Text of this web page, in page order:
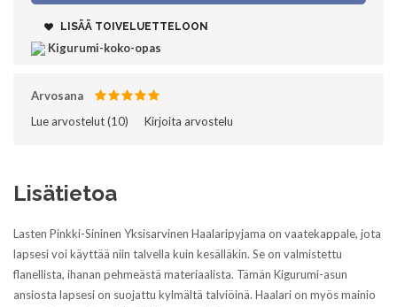
LISÄÄ TOIVELUETTELOON
Kigurumi-koko-opas
Arvosana
Lue arvostelut (10)‎ Kirjoita arvostelu
Lisätietoa
Lasten Pinkki-Sininen Yksisarvinen Haalaripyjama on vaatekappale, jota
lapsesi voi käyttää niin talvella kuin kesälläkin. Se on valmistettu
flanellista, ihanan pehmeästä materiaalista. Tämän Kigurumi-asun
ansiosta lapsesi on suojattu kylmältä talviöinä. Haalari on myös mainio